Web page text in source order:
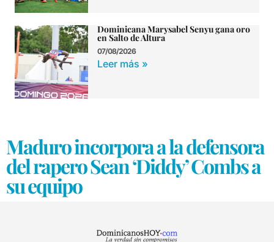
Dominicana Marysabel Senyu gana oro
en Salto de Altura
07/08/2026
Leer más »
Maduro incorpora a la defensora
del rapero Sean ‘Diddy’ Combs a
su equipo